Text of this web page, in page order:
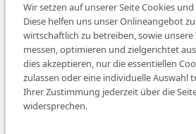
Job finden
Wir setzen auf unserer Seite Cookies
Diese helfen uns unser Onlineangebot
wirtschaftlich zu betreiben, sowie
messen, optimieren und zielgerichtet
dies akzeptieren, nur die essentiellen
zulassen oder eine individuelle Auswahl
Ihrer Zustimmung jederzeit über die
widersprechen.